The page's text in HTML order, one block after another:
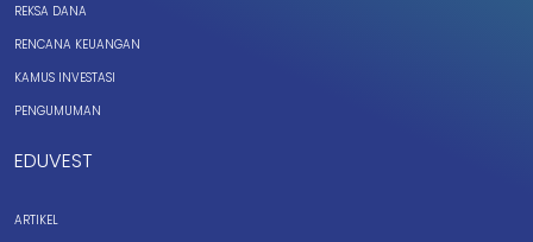
REKSA DANA
RENCANA KEUANGAN
KAMUS INVESTASI
PENGUMUMAN
EDUVEST
ARTIKEL